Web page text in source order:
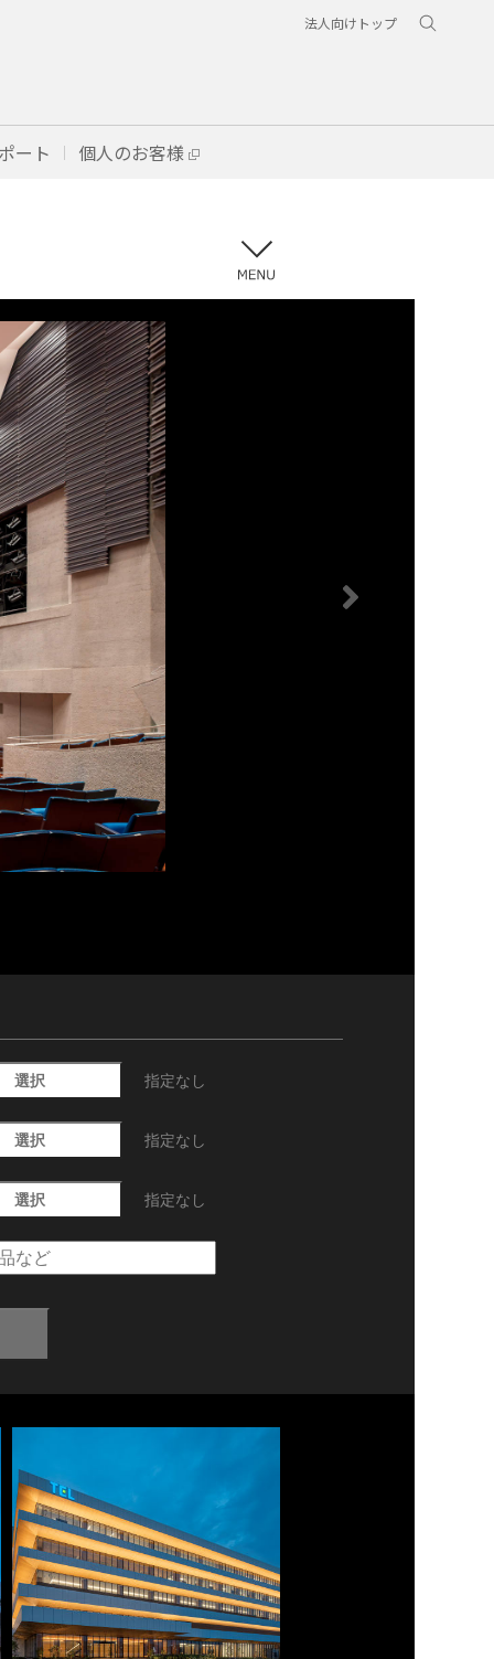
法人向けトップ
ート 個人のお客様
選択 指定なし
選択 指定なし
選択 指定なし